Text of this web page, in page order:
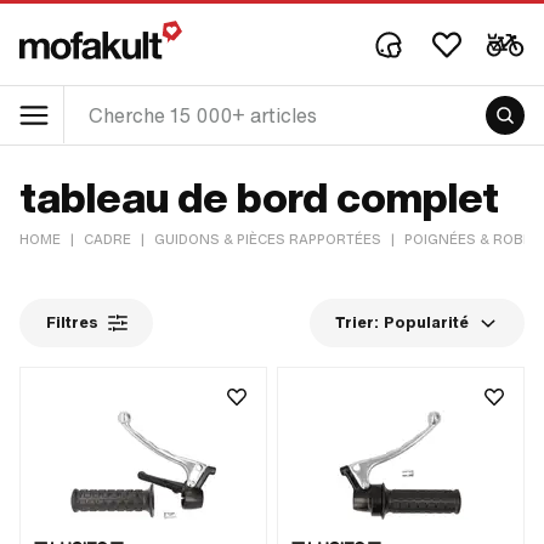
tableau de bord complet
HOME | CADRE | GUIDONS & PIÈCES RAPPORTÉES | POIGNÉES &
Filtres Trier: Popularité